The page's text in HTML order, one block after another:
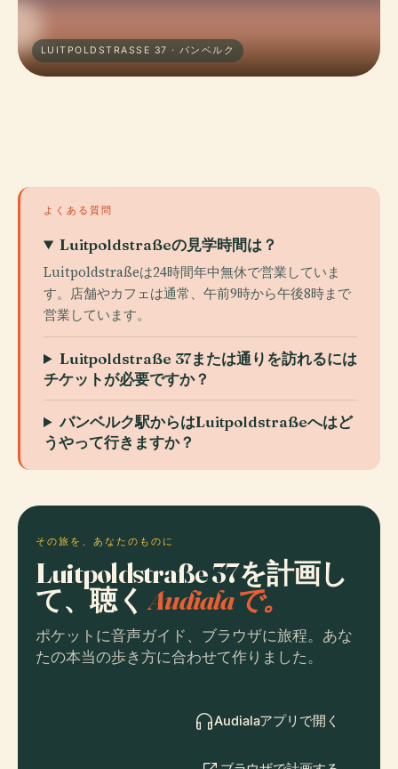
LUITPOLDSTRASSE 37 · バンベルク
よくある質問
Luitpoldstraßeの見学時間は？
Luitpoldstraßeは24時間年中無休で営業していま
す。店舗やカフェは通常、午前9時から午後8時まで
営業しています。
Luitpoldstraße 37または通りを訪れるには
チケットが必要ですか？
バンベルク駅からはLuitpoldstraßeへはど
うやって行きますか？
その旅を、あなたのものに
Luitpoldstraße 37を計画し
て、聴くAudialaで。
ポケットに音声ガイド、ブラウザに旅程。あな
たの本当の歩き方に合わせて作りました。
Audialaアプリで開く